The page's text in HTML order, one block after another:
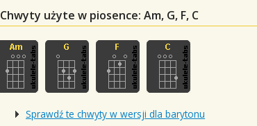
Chwyty użyte w piosence: Am, G, F, C
Sprawdź te chwyty w wersji dla barytonu